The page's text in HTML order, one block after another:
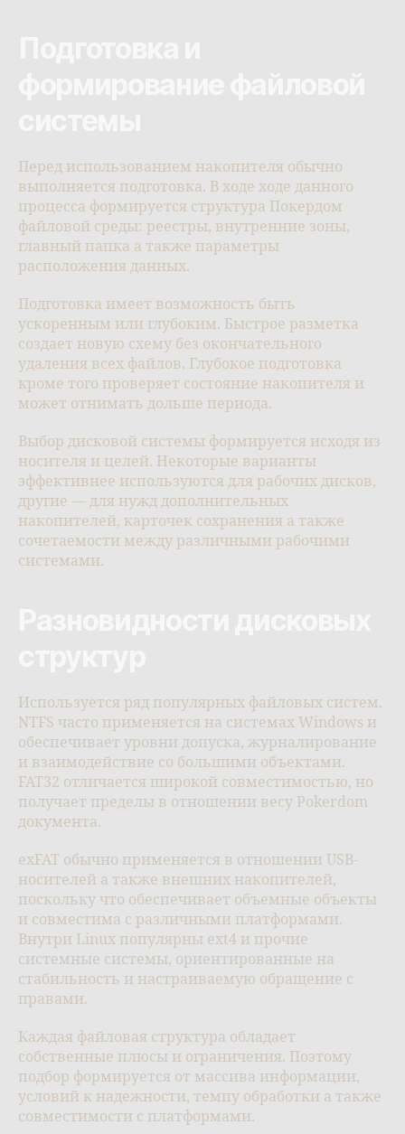
Перед использованием накопителя обычно
выполняется подготовка. В ходе ходе данного
процесса формируется структура Покердом
файловой среды: реестры, внутренние зоны,
главный папка а также параметры
расположения данных.
Подготовка имеет возможность быть
ускоренным или глубоким. Быстрое разметка
создает новую схему без окончательного
удаления всех файлов. Глубокое подготовка
кроме того проверяет состояние накопителя и
может отнимать дольше периода.
Выбор дисковой системы формируется исходя из
носителя и целей. Некоторые варианты
эффективнее используются для рабочих дисков,
другие — для нужд дополнительных
накопителей, карточек сохранения а также
сочетаемости между различными рабочими
системами.
Используется ряд популярных файловых систем.
NTFS часто применяется на системах Windows и
обеспечивает уровни допуска, журналирование
и взаимодействие со большими объектами.
FAT32 отличается широкой совместимостью, но
получает пределы в отношении весу Pokerdom
документа.
exFAT обычно применяется в отношении USB-
носителей а также внешних накопителей,
поскольку что обеспечивает объемные объекты
и совместима с различными платформами.
Внутри Linux популярны ext4 и прочие
системные системы, ориентированные на
стабильность и настраиваемую обращение с
правами.
Каждая файловая структура обладает
собственные плюсы и ограничения. Поэтому
подбор формируется от массива информации,
условий к надежности, темпу обработки а также
совместимости с платформами.